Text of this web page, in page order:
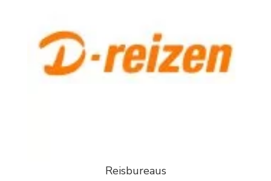
Reisbureaus